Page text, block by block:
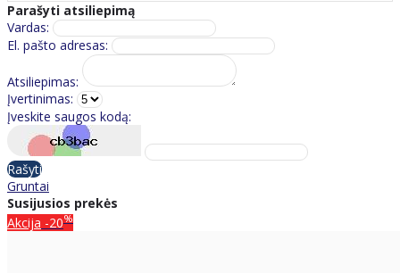
Parašyti atsiliepimą
Vardas:
El. pašto adresas:
Atsiliepimas:
Įvertinimas:
Įveskite saugos kodą:
Rašyti
Gruntai
Susijusios prekės
Akcija -20%